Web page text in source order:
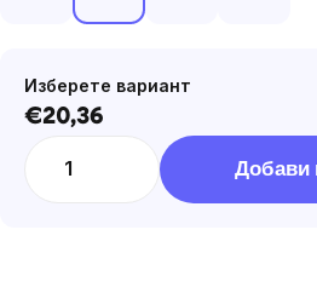
Изберете вариант
€20,36Цена
Добави